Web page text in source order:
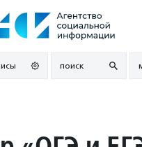
поиск